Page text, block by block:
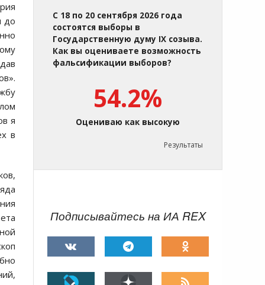
до
я
в
С 18 по 20 сентября 2026 года
состоятся выборы в
Государственную думу IX созыва.
Как вы оцениваете возможность
фальсификации выборов?
54.2%
Оцениваю как высокую
Результаты
Подписывайтесь на ИА REX